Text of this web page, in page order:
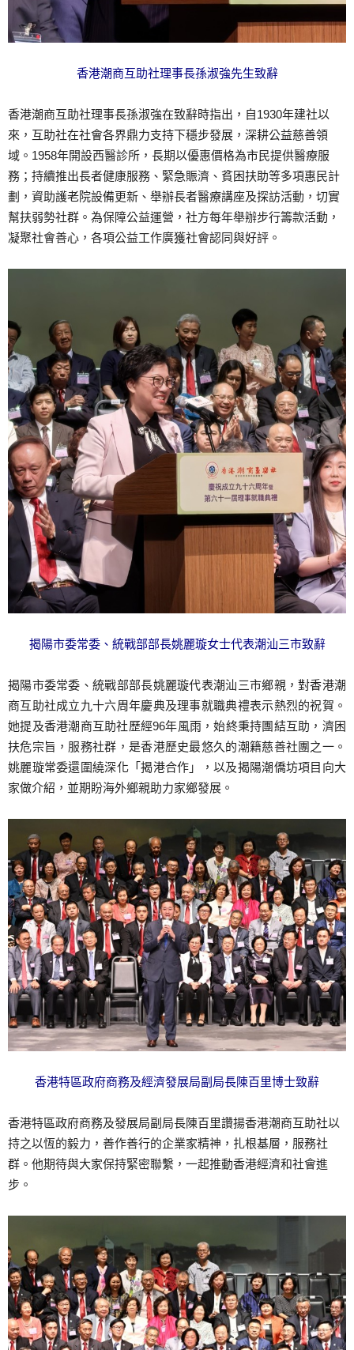
香港潮商互助社理事長孫淑強先生致辭
香港潮商互助社理事長孫淑強在致辭時指出，自1930年建社以
來，互助社在社會各界鼎力支持下穩步發展，深耕公益慈善領
域。1958年開設西醫診所，長期以優惠價格為市民提供醫療服
務；持續推出長者健康服務、緊急賑濟、貧困扶助等多項惠民計
劃，資助護老院設備更新、舉辦長者醫療講座及探訪活動，切實
幫扶弱勢社群。為保障公益運營，社方每年舉辦步行籌款活動，
凝聚社會善心，各項公益工作廣獲社會認同與好評。
揭陽市委常委、統戰部部長姚麗璇女士代表潮汕三市致辭
揭陽市委常委、統戰部部長姚麗璇代表潮汕三市鄉親，對香港潮
商互助社成立九十六周年慶典及理事就職典禮表示熱烈的祝賀。
她提及香港潮商互助社歷經96年風雨，始終秉持團結互助，濟困
扶危宗旨，服務社群，是香港歷史最悠久的潮籍慈善社團之一。
姚麗璇常委還圍繞深化「揭港合作」，以及揭陽潮僑坊項目向大
家做介紹，並期盼海外鄉親助力家鄉發展。
香港特區政府商務及經濟發展局副局長陳百里博士致辭
香港特區政府商務及發展局副局長陳百里讚揚香港潮商互助社以
持之以恆的毅力，善作善行的企業家精神，扎根基層，服務社
群。他期待與大家保持緊密聯繫，一起推動香港經濟和社會進
步。